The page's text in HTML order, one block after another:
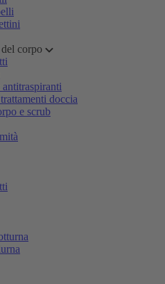
corpo
doccia
e scrub